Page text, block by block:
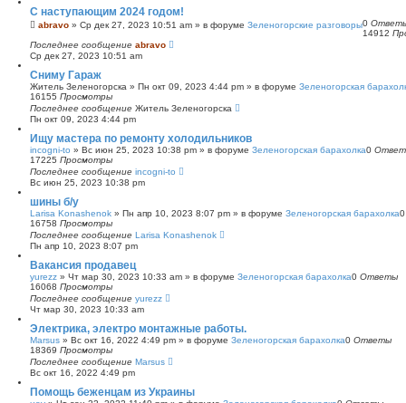
С наступающим 2024 годом!
abravo » Ср дек 27, 2023 10:51 am » в форуме Зеленогорские разговоры0
14912
Последнее сообщение abravo
Ср дек 27, 2023 10:51 am
Сниму Гараж
Житель Зеленогорска » Пн окт 09, 2023 4:44 pm » в форуме Зеленогорская
16155 Просмотры
Последнее сообщение Житель Зеленогорска
Пн окт 09, 2023 4:44 pm
Ищу мастера по ремонту холодильников
incogni-to » Вс июн 25, 2023 10:38 pm » в форуме Зеленогорская барахолка0
17225 Просмотры
Последнее сообщение incogni-to
Вс июн 25, 2023 10:38 pm
шины б/у
Larisa Konashenok » Пн апр 10, 2023 8:07 pm » в форуме Зеленогорская барахолка
16758 Просмотры
Последнее сообщение Larisa Konashenok
Пн апр 10, 2023 8:07 pm
Вакансия продавец
yurezz » Чт мар 30, 2023 10:33 am » в форуме Зеленогорская барахолка0 Ответы
16068 Просмотры
Последнее сообщение yurezz
Чт мар 30, 2023 10:33 am
Электрика, электро монтажные работы.
Marsus » Вс окт 16, 2022 4:49 pm » в форуме Зеленогорская барахолка0 Ответы
18369 Просмотры
Последнее сообщение Marsus
Вс окт 16, 2022 4:49 pm
Помощь беженцам из Украины